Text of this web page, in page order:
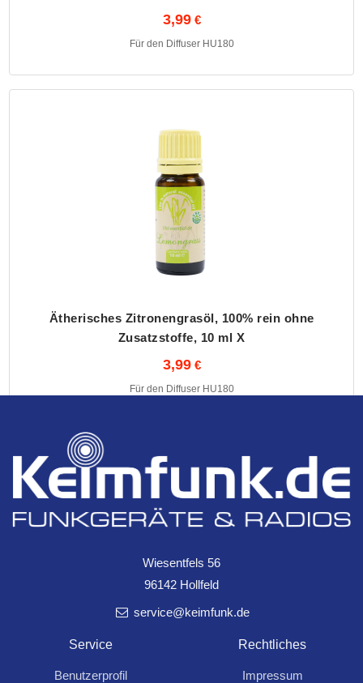
3,99
Für den Diffuser HU180
Ätherisches Zitronengrasöl, 100% rein ohne
Zusatzstoffe, 10 ml X
3,99
Für den Diffuser HU180
Wiesentfels 56
96142 Hollfeld
service@keimfunk.de
Service
Benutzerprofil
Rechtliches
Impressum